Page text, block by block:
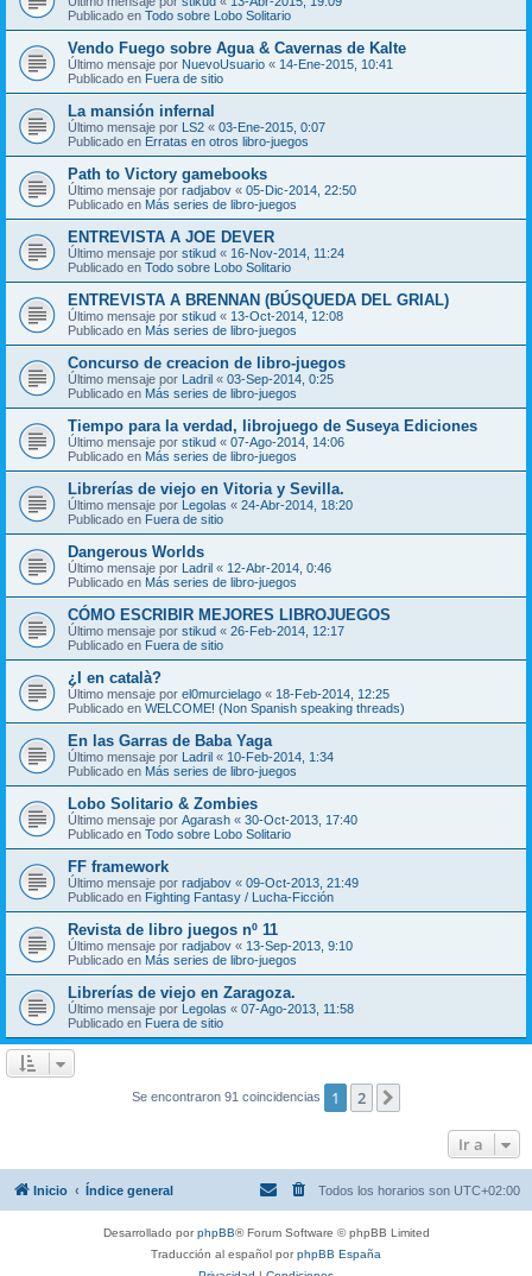
Publicado en Todo sobre Lobo Solitario
Vendo Fuego sobre Agua & Cavernas de Kalte
Último mensaje por NuevoUsuario « 14-Ene-2015, 10:41
Publicado en Fuera de sitio
La mansión infernal
Último mensaje por LS2 « 03-Ene-2015, 0:07
Publicado en Erratas en otros libro-juegos
Path to Victory gamebooks
Último mensaje por radjabov « 05-Dic-2014, 22:50
Publicado en Más series de libro-juegos
ENTREVISTA A JOE DEVER
Último mensaje por stikud « 16-Nov-2014, 11:24
Publicado en Todo sobre Lobo Solitario
ENTREVISTA A BRENNAN (BÚSQUEDA DEL GRIAL)
Último mensaje por stikud « 13-Oct-2014, 12:08
Publicado en Más series de libro-juegos
Concurso de creacion de libro-juegos
Último mensaje por Ladril « 03-Sep-2014, 0:25
Publicado en Más series de libro-juegos
Tiempo para la verdad, librojuego de Suseya Ediciones
Último mensaje por stikud « 07-Ago-2014, 14:06
Publicado en Más series de libro-juegos
Librerías de viejo en Vitoria y Sevilla.
Último mensaje por Legolas « 24-Abr-2014, 18:20
Publicado en Fuera de sitio
Dangerous Worlds
Último mensaje por Ladril « 12-Abr-2014, 0:46
Publicado en Más series de libro-juegos
CÓMO ESCRIBIR MEJORES LIBROJUEGOS
Último mensaje por stikud « 26-Feb-2014, 12:17
Publicado en Fuera de sitio
¿I en català?
Último mensaje por el0murcielago « 18-Feb-2014, 12:25
Publicado en WELCOME! (Non Spanish speaking threads)
En las Garras de Baba Yaga
Último mensaje por Ladril « 10-Feb-2014, 1:34
Publicado en Más series de libro-juegos
Lobo Solitario & Zombies
Último mensaje por Agarash « 30-Oct-2013, 17:40
Publicado en Todo sobre Lobo Solitario
FF framework
Último mensaje por radjabov « 09-Oct-2013, 21:49
Publicado en Fighting Fantasy / Lucha-Ficción
Revista de libro juegos nº 11
Último mensaje por radjabov « 13-Sep-2013, 9:10
Publicado en Más series de libro-juegos
Librerías de viejo en Zaragoza.
Último mensaje por Legolas « 07-Ago-2013, 11:58
Publicado en Fuera de sitio
Se encontraron 91 coincidencias 1 2
Ir a
Inicio Índice general Todos los horarios son UTC+02:00
Desarrollado porphpBB® Forum Software © phpBB Limited
Traducción al español porphpBB España